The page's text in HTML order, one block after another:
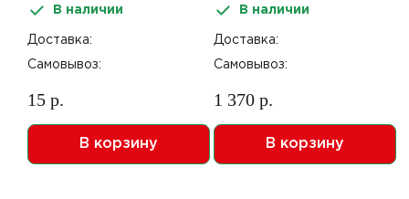
В наличии
Доставка:
Самовывоз:
15 р.
В корзину
В наличии
Доставка:
Самовывоз:
1 370 р.
В корзину